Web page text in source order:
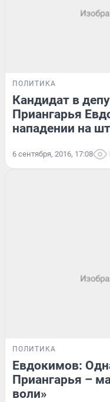
ПОЛИТИКА
Кандидат в
Приангарья
нападении на
6 сентября, 2016, 17:08
ПОЛИТИКА
Евдокимов:
Приангарья –
воли»